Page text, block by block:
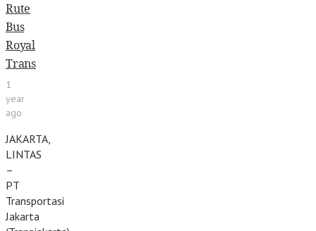
Rute
Bus
Royal
Trans
1
year
ago
JAKARTA,
LINTAS
–
PT
Transportasi
Jakarta